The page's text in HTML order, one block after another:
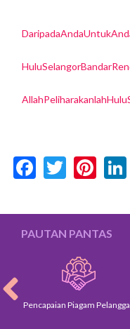
Facebook
PAUTAN PANTAS
Pencapaian Piagam